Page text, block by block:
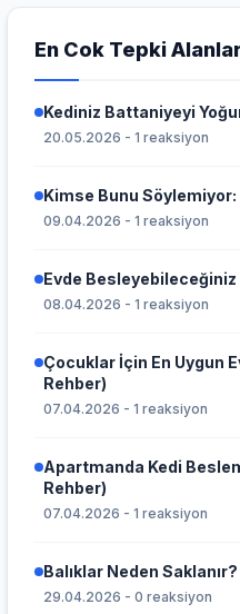
En Cok Tepki
Kediniz Battaniyeyi
20.05.2026 - 1 reaksiyon
Kimse Bunu
09.04.2026 - 1 reaksiyon
Evde
08.04.2026 - 1 reaksiyon
Çocuklar İçin En Uygun
Rehber)
07.04.2026 - 1 reaksiyon
Apartmanda Kedi
Rehber)
07.04.2026 - 1 reaksiyon
Balıklar Neden
29.04.2026 - 0 reaksiyon